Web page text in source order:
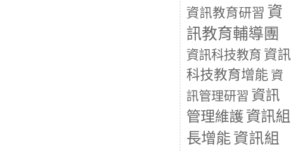
資訊教育研習 資
訊教育輔導團
資訊科技教育 資訊
科技教育增能 資
訊管理研習 資訊
管理維護 資訊組
長增能資訊組